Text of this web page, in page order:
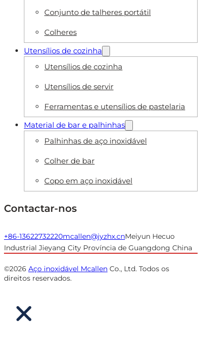
Conjunto de talheres portátil
Colheres
Utensílios de cozinha
Utensílios de cozinha
Utensílios de servir
Ferramentas e utensílios de pastelaria
Material de bar e palhinhas
Palhinhas de aço inoxidável
Colher de bar
Copo em aço inoxidável
Contactar-nos
+86-13622732220mcallen@jyzhx.cnMeiyun Hecuo
Industrial Jieyang City Província de Guangdong China
©2026 Aço inoxidável Mcallen Co., Ltd. Todos os
direitos reservados.